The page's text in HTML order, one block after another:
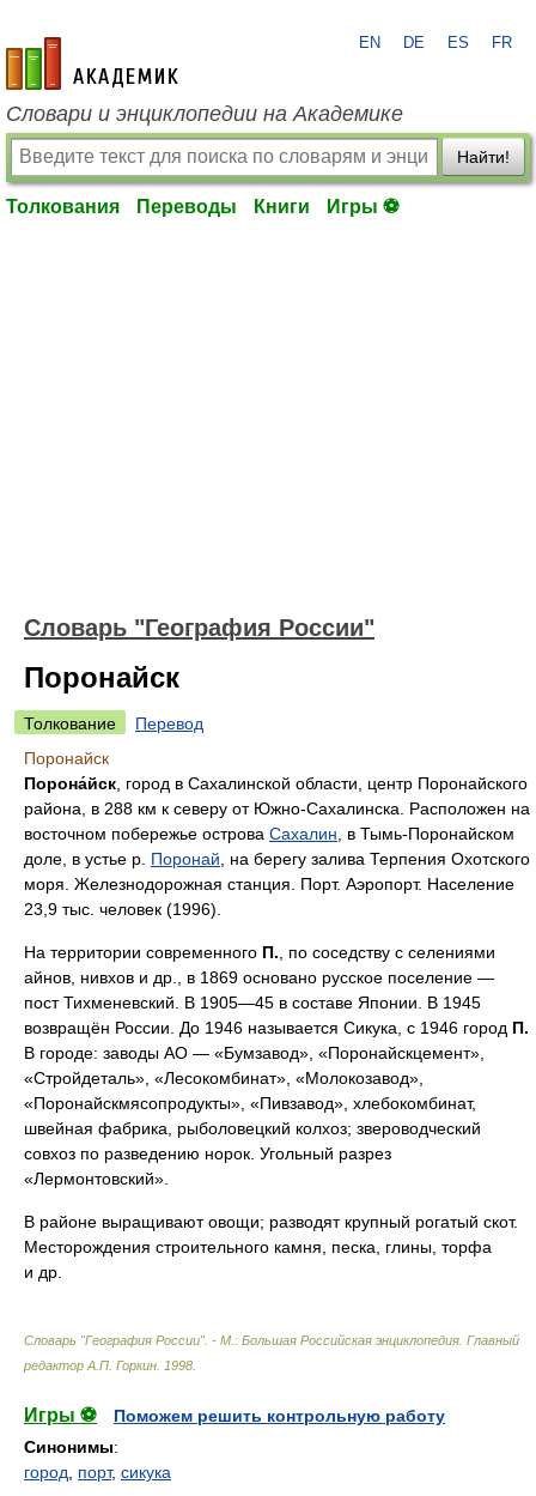
academic.ru
EN DE ES FR
Словари и энциклопедии на Академике
Найти!
Толкования Переводы Книги Игры ⚽
Словарь "География России"
Поронайск
Толкование
Перевод
Поронайск
Порона́йск , город в Сахалинской области, центр Поронайского
района, в 288 км к северу от Южно-Сахалинска. Расположен на
восточном побережье острова Сахалин , в Тымь-Поронайском
доле, в устье р. Поронай , на берегу залива Терпения Охотского
моря. Железнодорожная станция. Порт. Аэропорт. Население
23,9 тыс. человек (1996).
На территории современного П. , по соседству с селениями
айнов, нивхов и др., в 1869 основано русское поселение —
пост Тихменевский. В 1905—45 в составе Японии. В 1945
возвращён России. До 1946 называется Сикука, с 1946 город П.
В городе: заводы АО — «Бумзавод», «Поронайскцемент»,
«Стройдеталь», «Лесокомбинат», «Молокозавод»,
«Поронайскмясопродукты», «Пивзавод», хлебокомбинат,
швейная фабрика, рыболовецкий колхоз; звероводческий
совхоз по разведению норок. Угольный разрез
«Лермонтовский».
В районе выращивают овощи; разводят крупный рогатый скот.
Месторождения строительного камня, песка, глины, торфа
и др.
Словарь "География России". - М.: Большая Российская энциклопедия Главный
редактор А.П. Горкин 1998
Игры ⚽
Поможем решить контрольную работу
Синонимы:
город
порт, сикука